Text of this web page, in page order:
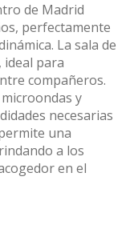
de Madrid
perfectamente
La sala de
ideal para
compañeros.
y
necesarias
una
a los
en el